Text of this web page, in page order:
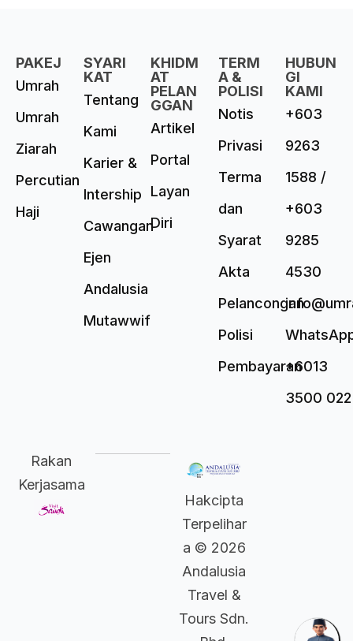
PAKEJ
Umrah
Umrah
Ziarah
Percutian
Haji
SYARI
KAT
Tentang
Kami
Karier &
Intership
Cawangan
Ejen
Andalusia
Mutawwif
KHIDM
AT
PELAN
GGAN
Artikel
Portal
Layan
Diri
TERM
A &
POLISI
Notis
Privasi
Terma
dan
Syarat
Akta
Pelancongan
Polisi
Pembayaran
HUBUN
GI
KAMI
+603
9263
1588 /
+603
9285
4530
+6013
3500 022
Rakan
Kerjasama
Hakcipta
Terpelihar
a © 2026
Andalusia
Travel &
Tours Sdn.